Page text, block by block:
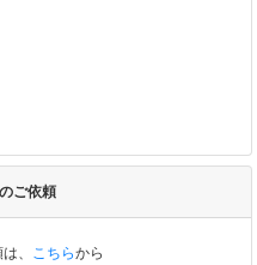
ご依頼
、 こちらから